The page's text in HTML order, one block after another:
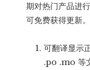
期对热门产品进
可免费获得更新。
可翻译显示
.po .mo 等